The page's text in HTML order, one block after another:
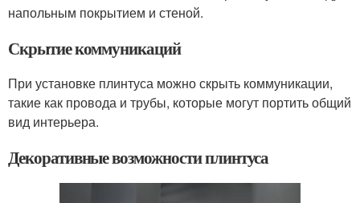
напольным покрытием и стеной.
Скрытие коммуникаций
При установке плинтуса можно скрыть коммуникации,
такие как провода и трубы, которые могут портить общий
вид интерьера.
Декоративные возможности плинтуса